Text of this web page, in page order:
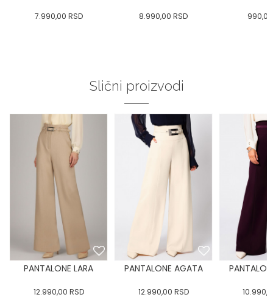
7.990,00 RSD 8.990,00 RSD 990,00
Slični proizvodi
PANTALONE LARA
12.990,00 RSD
PANTALONE AGATA
12.990,00 RSD